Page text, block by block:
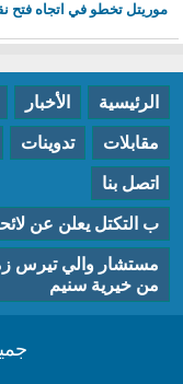
موريتل تخطو في اتجاه فتح
الرئيسية الأخبار
مقابلات تدوينات
اتصل بنا
ب التكتل يعلن عن
مستشار والي تيرس
من خيرية سنيم